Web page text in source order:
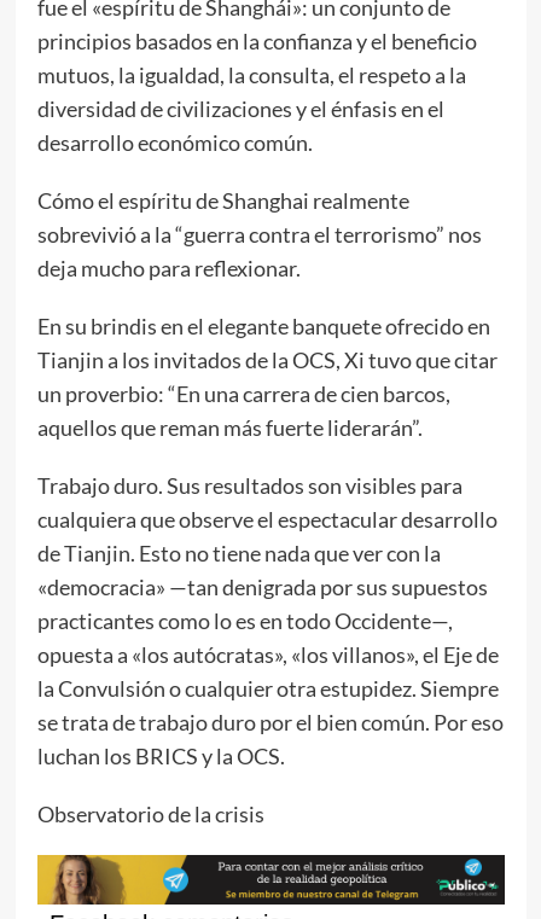
fue el «espíritu de Shanghái»: un conjunto de
principios basados en la confianza y el beneficio
mutuos, la igualdad, la consulta, el respeto a la
diversidad de civilizaciones y el énfasis en el
desarrollo económico común.
Cómo el espíritu de Shanghai realmente
sobrevivió a la “guerra contra el terrorismo” nos
deja mucho para reflexionar.
En su brindis en el elegante banquete ofrecido en
Tianjin a los invitados de la OCS, Xi tuvo que citar
un proverbio: “En una carrera de cien barcos,
aquellos que reman más fuerte liderarán”.
Trabajo duro. Sus resultados son visibles para
cualquiera que observe el espectacular desarrollo
de Tianjin. Esto no tiene nada que ver con la
«democracia» —tan denigrada por sus supuestos
practicantes como lo es en todo Occidente—,
opuesta a «los autócratas», «los villanos», el Eje de
la Convulsión o cualquier otra estupidez. Siempre
se trata de trabajo duro por el bien común. Por eso
luchan los BRICS y la OCS.
Observatorio de la crisis